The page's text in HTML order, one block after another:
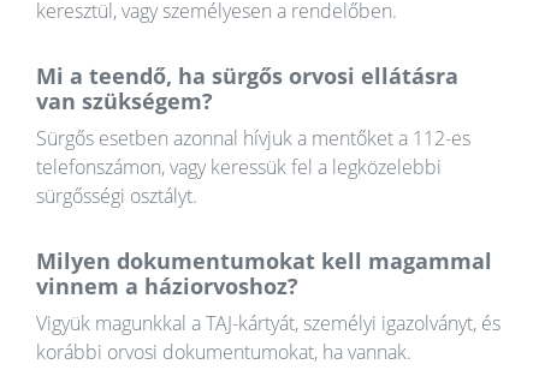
keresztül, vagy személyesen a rendelőben.
Mi a teendő, ha sürgős orvosi ellátásra
van szükségem?
Sürgős esetben azonnal hívjuk a mentőket a 112-es
telefonszámon, vagy keressük fel a legközelebbi
sürgősségi osztályt.
Milyen dokumentumokat kell magammal
vinnem a háziorvoshoz?
Vigyük magunkkal a TAJ-kártyát, személyi igazolványt, és
korábbi orvosi dokumentumokat, ha vannak.